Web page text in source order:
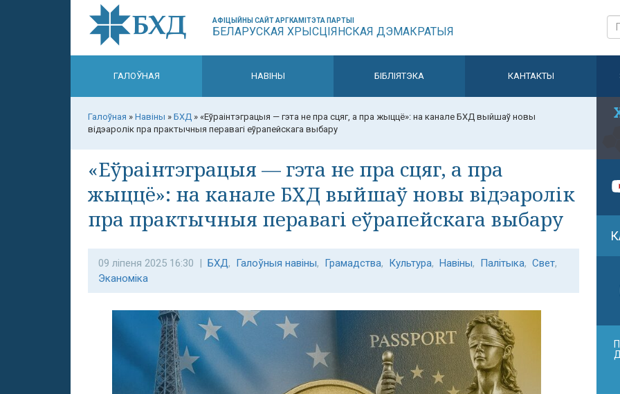
АФІЦЫЙНЫ САЙТ АРГКАМІТЭТА ПАРТЫІ
БЕЛАРУСКАЯ ХРЫСЦІЯНСКАЯ ДЭМАКРАТЫЯ
ГАЛОЎНАЯ НАВІНЫ БІБЛІЯТЭКА КАНТАКТЫ
Галоўная » Навіны » БХД » «Еўраінтэграцыя — гэта не пра сцяг, а пра жыццё»: на канале БХД выйшаў новы
відэаролік пра практычныя перавагі еўрапейскага выбару
«Еўраінтэграцыя — гэта не пра сцяг, а пра
жыццё»: на канале БХД выйшаў новы відэаролік
пра практычныя перавагі еўрапейскага выбару
09 ліпеня 2025 16:30 | БХД, Галоўныя навіны, Грамадства, Культура, Навіны, Палітыка, Свет,
Эканоміка